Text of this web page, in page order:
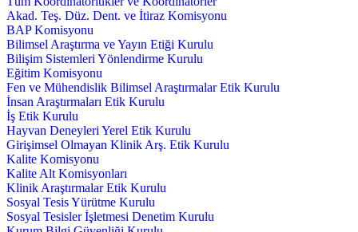
Akad. Teş. Düz. Dent. ve İtiraz Komisyonu
BAP Komisyonu
Bilimsel Araştırma ve Yayın Etiği Kurulu
Bilişim Sistemleri Yönlendirme Kurulu
Eğitim Komisyonu
Fen ve Mühendislik Bilimsel Araştırmalar Etik Kurulu
İnsan Araştırmaları Etik Kurulu
İş Etik Kurulu
Hayvan Deneyleri Yerel Etik Kurulu
Girişimsel Olmayan Klinik Arş. Etik Kurulu
Kalite Komisyonu
Kalite Alt Komisyonları
Klinik Araştırmalar Etik Kurulu
Sosyal Tesis Yürütme Kurulu
Sosyal Tesisler İşletmesi Denetim Kurulu